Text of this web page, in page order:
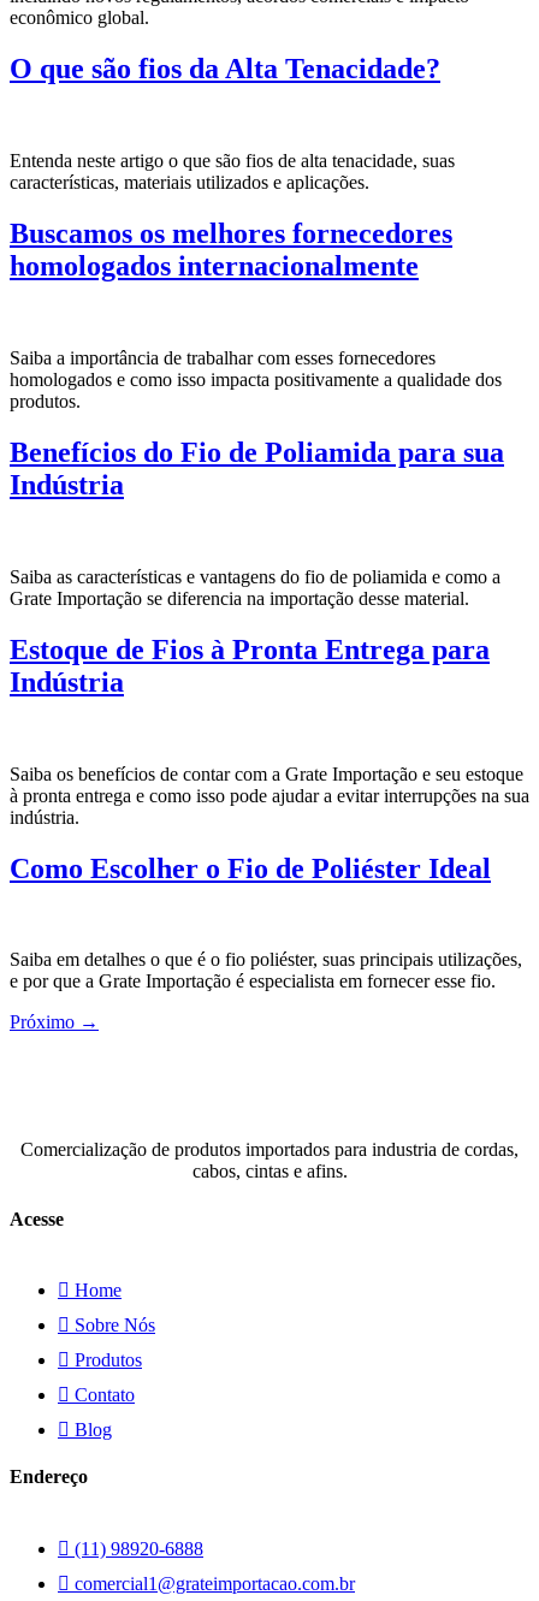
econômico global.
O que são fios da Alta Tenacidade?
Entenda neste artigo o que são fios de alta tenacidade, suas
características, materiais utilizados e aplicações.
Buscamos os melhores fornecedores
homologados internacionalmente
Saiba a importância de trabalhar com esses fornecedores
homologados e como isso impacta positivamente a qualidade dos
produtos.
Benefícios do Fio de Poliamida para sua
Indústria
Saiba as características e vantagens do fio de poliamida e como a
Grate Importação se diferencia na importação desse material.
Estoque de Fios à Pronta Entrega para
Indústria
Saiba os benefícios de contar com a Grate Importação e seu estoque
à pronta entrega e como isso pode ajudar a evitar interrupções na sua
indústria.
Como Escolher o Fio de Poliéster Ideal
Saiba em detalhes o que é o fio poliéster, suas principais utilizações,
e por que a Grate Importação é especialista em fornecer esse fio.
Próximo →
Comercialização de produtos importados para industria de cordas,
cabos, cintas e afins.
Acesse
Home
Sobre Nós
Produtos
Contato
Blog
Endereço
(11) 98920-6888
comercial1@grateimportacao.com.br